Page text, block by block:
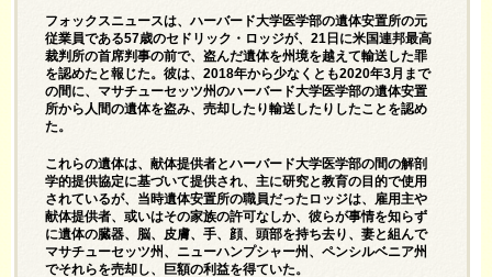
フォックスニュースは、ハーバード大学医学部の遺体安置所の元
従業員である57歳のセドリック・ロッジが、21日に米国連邦最高
裁判所の首席判事の前で、盗んだ遺体を州境を越えて輸送した罪
を認めたと報じた。彼は、2018年から少なくとも2020年3月まで
の間に、マサチューセッツ州のハーバード大学医学部の遺体安置
所から人間の遺体を盗み、売却したり輸送したりしたことを認め
た。
これらの遺体は、献体提供者とハーバード大学医学部の間の解剖
学的提供協定に基づいて提供され、主に研究と教育の目的で使用
されているが、当時遺体安置所の職員だったロッジは、雇用主や
献体提供者、或いはその家族の許可なしか、彼らが事情を知らず
に遺体の臓器、脳、皮膚、手、顔、頭部を持ち去り、妻と組んで
マサチューセッツ州、ニューハンプシャー州、ペンシルベニア州
でそれらを売却し、巨額の利益を得ていた。